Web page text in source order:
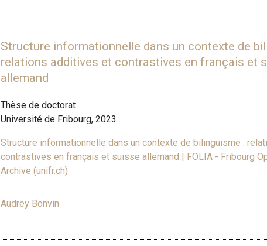
Structure informationnelle dans un contexte de
relations additives et contrastives en français et
allemand
Thèse de doctorat
Université de Fribourg, 2023
Structure informationnelle dans un contexte de bilinguisme :
contrastives en français et suisse allemand | FOLIA - Fribourg
Archive (unifr.ch)
Audrey Bonvin